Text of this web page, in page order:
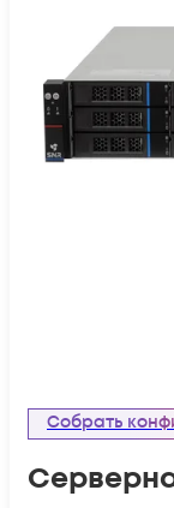
Собрать